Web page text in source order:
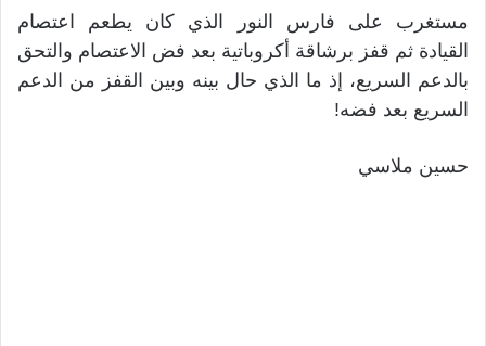
مستغرب على فارس النور الذي كان يطعم اعتصام
القيادة ثم قفز برشاقة أكروباتية بعد فض الاعتصام والتحق
بالدعم السريع، إذ ما الذي حال بينه وبين القفز من الدعم
السريع بعد فضه!
حسين ملاسي